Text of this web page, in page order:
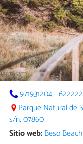
971931204-
Parque Natural de
s/n, 07860
Sitio web:Beso